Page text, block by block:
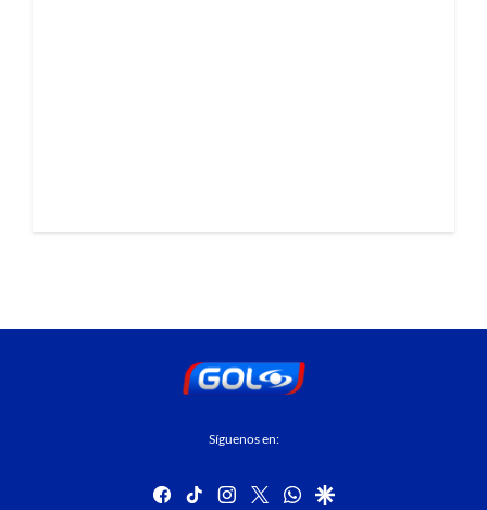
Síguenos en:
facebook
tiktok instagram
twitterwhatsapp
google